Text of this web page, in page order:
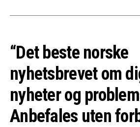
“Det beste norske
nyhetsbrevet om
nyheter og
Anbefales uten